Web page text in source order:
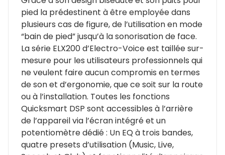
pied la prédestinent à être employée dans
plusieurs cas de figure, de l’utilisation en mode
“bain de pied” jusqu’à la sonorisation de face.
La série ELX200 d’Electro-Voice est taillée sur-
mesure pour les utilisateurs professionnels qui
ne veulent faire aucun compromis en termes
de son et d’ergonomie, que ce soit sur la route
ou à l’installation. Toutes les fonctions
Quicksmart DSP sont accessibles à l’arrière
de l’appareil via l’écran intégré et un
potentiomètre dédié : Un EQ à trois bandes,
quatre presets d’utilisation (Music, Live,